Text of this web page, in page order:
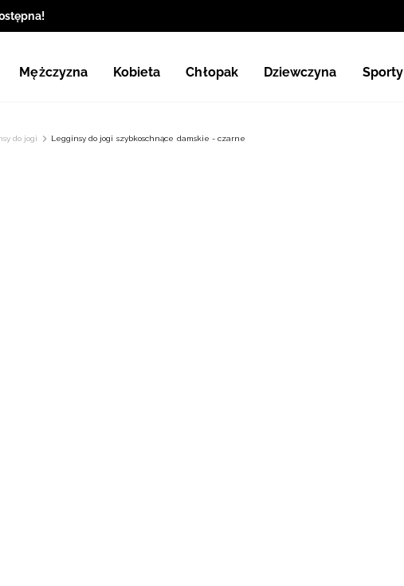
Mężczyzna Kobieta Chłopak Dziewczyna Sporty
do jogi Legginsy do jogi szybkoschnące damskie - czarne